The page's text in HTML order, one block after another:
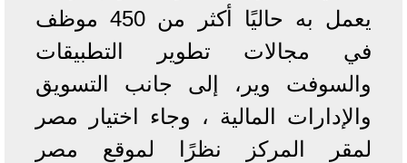
يعمل به حاليًا أكثر من 450 موظف
في مجالات تطوير التطبيقات
والسوفت وير، إلى جانب التسويق
والإدارات المالية ، وجاء اختيار مصر
لمقر المركز نظرًا لموقع مصر